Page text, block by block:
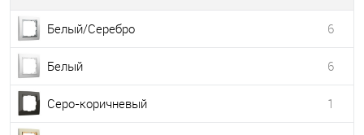
Белый/Серебро 6
Белый 6
Серо-коричневый 1